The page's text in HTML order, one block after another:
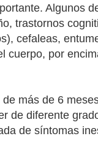
Algunos
trastornos
cefaleas,
cuerpo, por
más de 6
de diferente
de síntomas